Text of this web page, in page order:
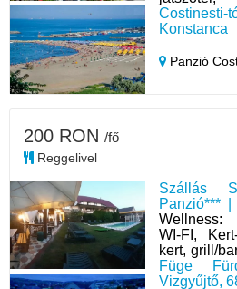
Costinesti-
Konstanca
Panzió
Szállás
Panzió*** |
Wellness:
WI-FI,
kert, grill/
Füge
Vizgyűjtő,
200 RON /fő
Reggelivel